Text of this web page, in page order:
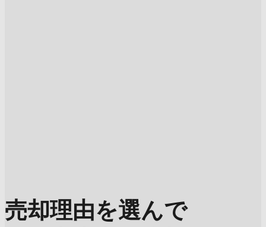
売却理由を選んで